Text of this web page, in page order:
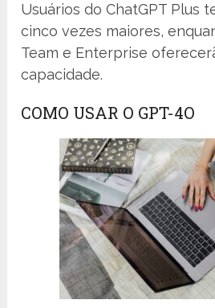
Usuários do ChatGPT Plus
cinco vezes maiores,
Team e Enterprise
capacidade.
COMO USAR O GPT-4O